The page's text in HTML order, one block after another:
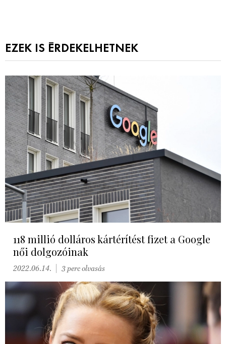
EZEK IS ÉRDEKELHETNEK
118 millió dolláros kártérítést fizet a Google
női dolgozóinak
2022.06.14. 3 perc olvasás